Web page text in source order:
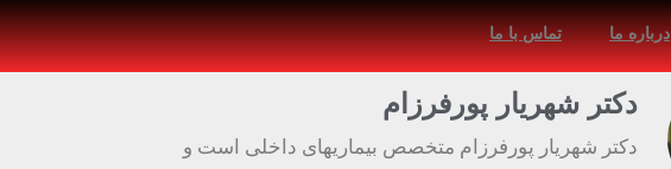
درباره ما تماس با ما
دکتر شهریار پورفرزام
دکتر شهریار پورفرزام متخصص بیماریهای داخلی است و